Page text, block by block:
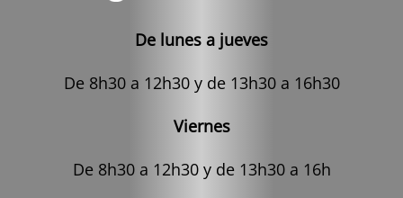
De lunes a jueves
De 8h30 a 12h30 y de 13h30 a 16h30
Viernes
De 8h30 a 12h30 y de 13h30 a 16h